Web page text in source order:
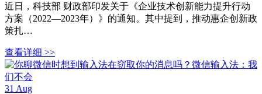
近日，科技部 财政部印发关于《企业技术创新能力提升行动
方案（2022—2023年）》的通知。其中提到，推动惠企创新政
策扎…
查看详细 >>
31 Aug